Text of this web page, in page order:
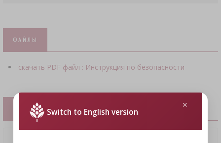
ФАЙЛЫ
скачать PDF файл : Инструкция по безопасности
ДОПОЛНИТЕЛЬНЫЕ ТОВАРЫ
Switch to English version